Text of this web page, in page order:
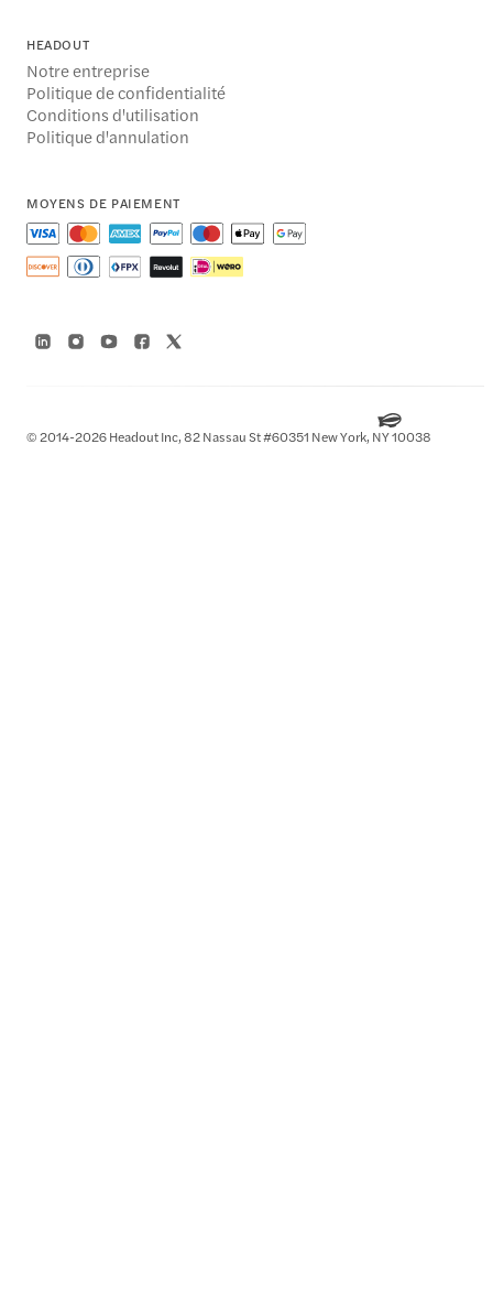
HEADOUT
Notre entreprise
Politique de confidentialité
Conditions d'utilisation
Politique d'annulation
MOYENS DE PAIEMENT
© 2014-2026 Headout Inc, 82 Nassau St #60351 New York, NY 10038